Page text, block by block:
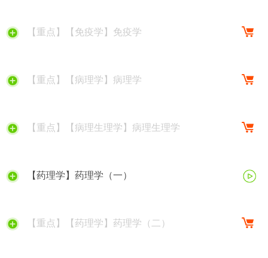
【重点】【免疫学】免疫学
【重点】【病理学】病理学
【重点】【病理生理学】病理生理学
【药理学】药理学（一）
【重点】【药理学】药理学（二）